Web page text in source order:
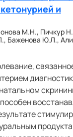
и
М.Н., Пичкур
Баженова Ю.Л.,